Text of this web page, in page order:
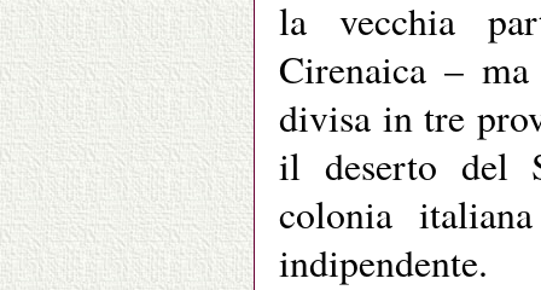
la vecchia
Cirenaica –
divisa in tre
il deserto del
colonia
indipendente.